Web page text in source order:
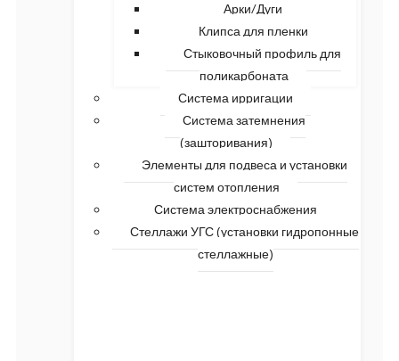
Арки/Дуги
Клипса для пленки
Стыковочный профиль для
поликарбоната
Система ирригации
Система затемнения
(зашторивания)
Элементы для подвеса и установки
систем отопления
Система электроснабжения
Стеллажи УГС (установки гидропонные
стеллажные)